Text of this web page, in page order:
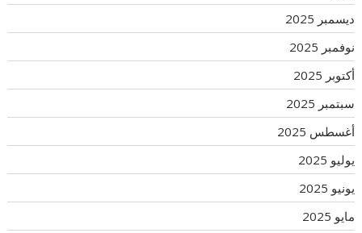
ديسمبر 2025
نوفمبر 2025
أكتوبر 2025
سبتمبر 2025
أغسطس 2025
يوليو 2025
يونيو 2025
مايو 2025